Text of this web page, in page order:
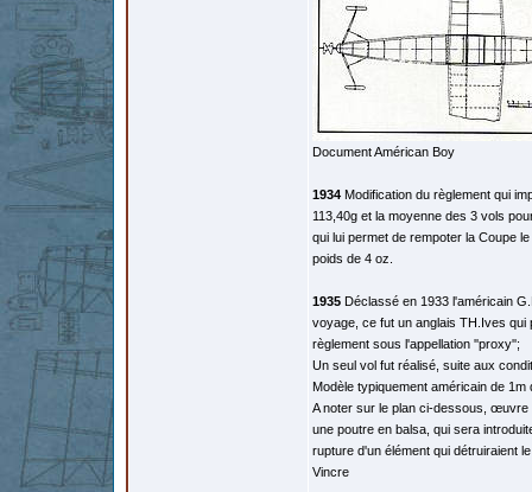
Document Américan Boy
1934 Modification du règlement qui
113,40g et la moyenne des 3 vols
qui lui permet de rempoter la Coupe
poids de 4 oz.
1935 Déclassé en 1933 l'américain
voyage, ce fut un anglais TH.Ives qui
règlement sous l'appellation ''proxy'';
Un seul vol fut réalisé, suite aux
Modèle typiquement américain de
A noter sur le plan ci-dessous, œuvre
une poutre en balsa, qui sera
rupture d'un élément qui détruiraient
Vincre